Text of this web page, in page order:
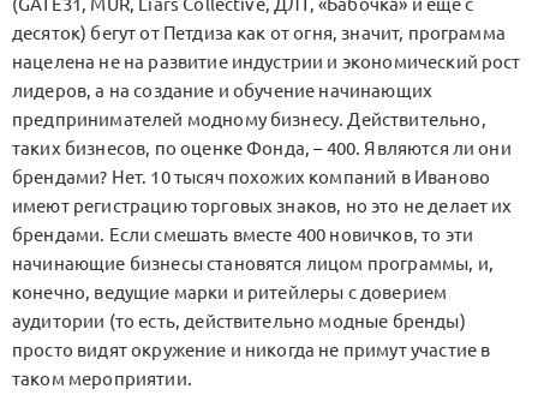
десяток) бегут от Петдиза как от огня, значит, программа
нацелена не на развитие индустрии и экономический рост
лидеров, а на создание и обучение начинающих
предпринимателей модному бизнесу. Действительно,
таких бизнесов, по оценке Фонда, – 400. Являются ли они
брендами? Нет. 10 тысяч похожих компаний в Иваново
имеют регистрацию торговых знаков, но это не делает их
брендами. Если смешать вместе 400 новичков, то эти
начинающие бизнесы становятся лицом программы, и,
конечно, ведущие марки и ритейлеры с доверием
аудитории (то есть, действительно модные бренды)
просто видят окружение и никогда не примут участие в
таком мероприятии.